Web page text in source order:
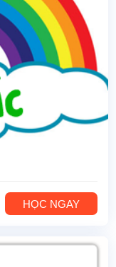
HỌC NGAY